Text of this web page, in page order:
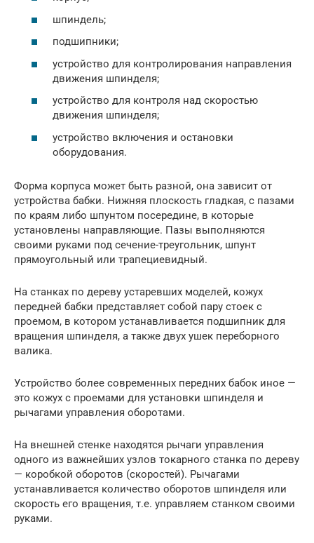
шпиндель;
подшипники;
устройство для контролирования направления
движения шпинделя;
устройство для контроля над скоростью
движения шпинделя;
устройство включения и остановки
оборудования.
Форма корпуса может быть разной, она зависит от
устройства бабки. Нижняя плоскость гладкая, с пазами
по краям либо шпунтом посередине, в которые
установлены направляющие. Пазы выполняются
своими руками под сечение-треугольник, шпунт
прямоугольный или трапециевидный.
На станках по дереву устаревших моделей, кожух
передней бабки представляет собой пару стоек с
проемом, в котором устанавливается подшипник для
вращения шпинделя, а также двух ушек переборного
валика.
Устройство более современных передних бабок иное —
это кожух с проемами для установки шпинделя и
рычагами управления оборотами.
На внешней стенке находятся рычаги управления
одного из важнейших узлов токарного станка по дереву
— коробкой оборотов (скоростей). Рычагами
устанавливается количество оборотов шпинделя или
скорость его вращения, т.е. управляем станком своими
руками.